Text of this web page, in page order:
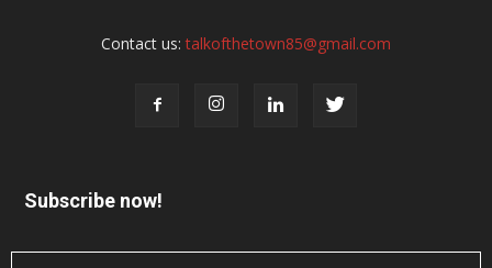
Contact us:talkofthetown85@gmail.com
Subscribe now!